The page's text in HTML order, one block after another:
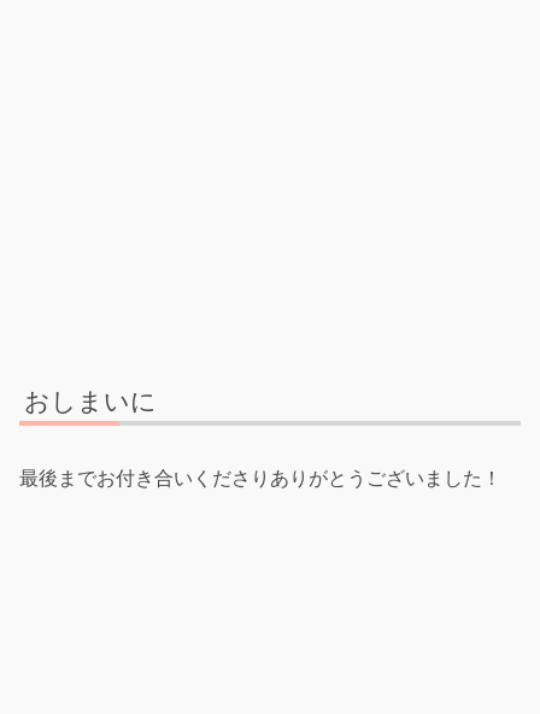
おしまいに
最後までお付き合いくださりありがとうございました！